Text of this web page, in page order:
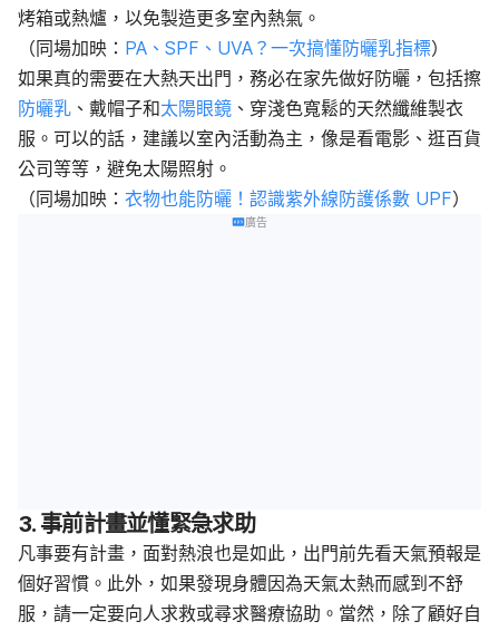
烤箱或熱爐，以免製造更多室內熱氣。
（同場加映： PA、SPF、UVA？一次搞懂防曬乳指標）
如果真的需要在大熱天出門，務必在家先做好防曬，包括擦
防曬乳 、戴帽子和太陽眼鏡 、穿淺色寬鬆的天然纖維製衣
服。可以的話，建議以室內活動為主，像是看電影、逛百貨
公司等等，避免太陽照射。
（同場加映： 衣物也能防曬！認識紫外線防護係數 UPF）
廣告
3. 事前計畫並懂緊急求助
凡事要有計畫，面對熱浪也是如此，出門前先看天氣預報是
個好習慣。此外，如果發現身體因為天氣太熱而感到不舒
服，請一定要向人求救或尋求醫療協助。當然，除了顧好自